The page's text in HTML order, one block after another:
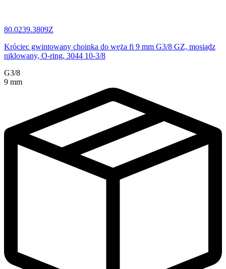
80.0239.3809Z
Króciec gwintowany choinka do węża fi 9 mm G3/8 GZ, mosiądz
niklowany, O-ring, 3044 10-3/8
G3/8
9 mm